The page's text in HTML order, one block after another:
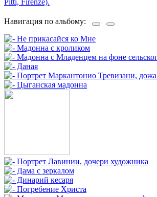
Навигация по альбому: